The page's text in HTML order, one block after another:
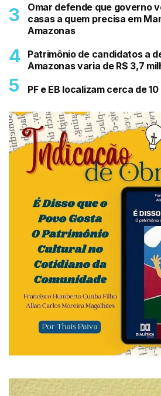
Omar defende que governo
casas a quem precisa em
Amazonas
Patrimônio de candidatos a
Amazonas varia de R$ 3,7
PF e EB localizam cerca de